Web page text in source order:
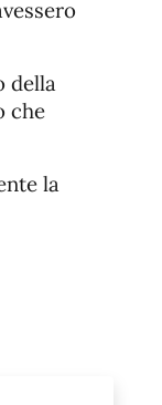
della
che
la